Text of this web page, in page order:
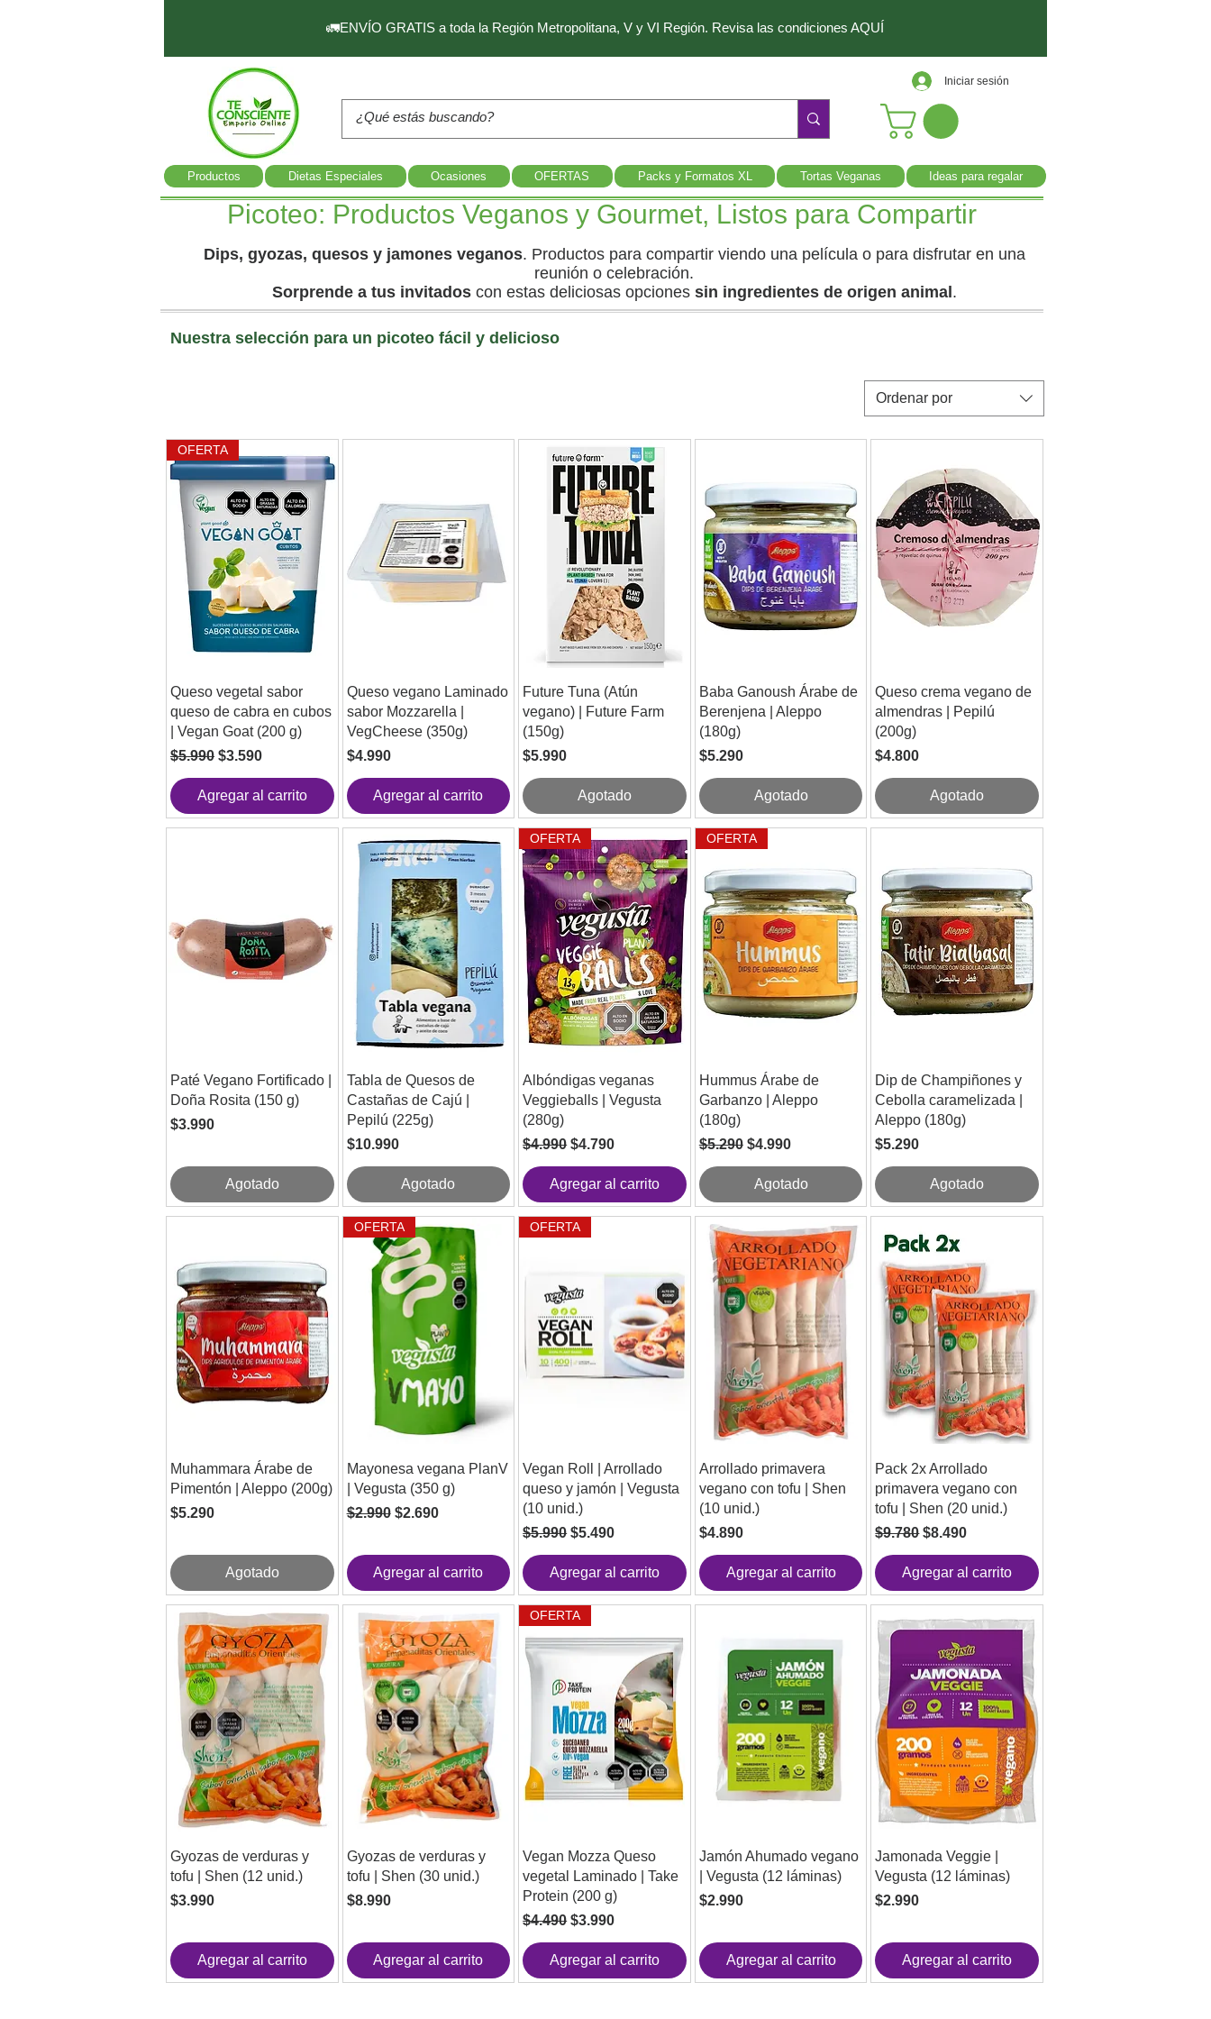
🚛ENVÍO GRATIS a toda la Región Metropolitana, V y VI Región. Revisa las condiciones AQUÍ
Iniciar sesión
Productos Dietas Especiales Ocasiones OFERTAS Packs y Formatos XL Tortas Veganas Ideas para regalar
Picoteo: Productos Veganos y Gourmet, Listos para Compartir
Dips, gyozas, quesos y jamones veganos. Productos para compartir viendo una película o para disfrutar en una
reunión o celebración.
Sorprende a tus invitadoscon estas deliciosas opcionessin ingredientes de origen animal .
Nuestra selección para un picoteo fácil y delicioso
Ordenar por
OFERTA
Queso vegetal sabor
queso de cabra en cubos
| Vegan Goat (200 g)
Precio
$5.990 Precio de oferta
$3.590
Agregar al carrito
Queso vegano Laminado
sabor Mozzarella |
VegCheese (350g)
Precio
$4.990
Agregar al carrito
Future Tuna (Atún
vegano) | Future Farm
(150g)
Precio
$5.990
Agotado
Baba Ganoush Árabe de
Berenjena | Aleppo
(180g)
Precio
$5.290
Agotado
Queso crema vegano de
almendras | Pepilú
(200g)
Precio
$4.800
Agotado
Paté Vegano Fortificado |
Doña Rosita (150 g)
Precio
$3.990
Agotado
Tabla de Quesos de
Castañas de Cajú |
Pepilú (225g)
Precio
$10.990
Agotado
OFERTA
Albóndigas veganas
Veggieballs | Vegusta
(280g)
Precio
$4.990 Precio de oferta
$4.790
Agregar al carrito
OFERTA
Hummus Árabe de
Garbanzo | Aleppo
(180g)
Precio
$5.290 Precio de oferta
$4.990
Agotado
Dip de Champiñones y
Cebolla caramelizada |
Aleppo (180g)
Precio
$5.290
Agotado
Muhammara Árabe de
Pimentón | Aleppo (200g)
Precio
$5.290
Agotado
OFERTA
Mayonesa vegana PlanV
| Vegusta (350 g)
Precio
$2.990 Precio de oferta
$2.690
Agregar al carrito
OFERTA
Vegan Roll | Arrollado
queso y jamón | Vegusta
(10 unid.)
Precio
$5.990 Precio de oferta
$5.490
Agregar al carrito
Arrollado primavera
vegano con tofu | Shen
(10 unid.)
Precio
$4.890
Agregar al carrito
Pack 2x Arrollado
primavera vegano con
tofu | Shen (20 unid.)
Precio
$9.780 Precio de oferta
$8.490
Agregar al carrito
Gyozas de verduras y
tofu | Shen (12 unid.)
Precio
$3.990
Agregar al carrito
Gyozas de verduras y
tofu | Shen (30 unid.)
Precio
$8.990
Agregar al carrito
OFERTA
Vegan Mozza Queso
vegetal Laminado | Take
Protein (200 g)
Precio
$4.490 Precio de oferta
$3.990
Agregar al carrito
Jamón Ahumado vegano
| Vegusta (12 láminas)
Precio
$2.990
Agregar al carrito
Jamonada Veggie |
Vegusta (12 láminas)
Precio
$2.990
Agregar al carrito